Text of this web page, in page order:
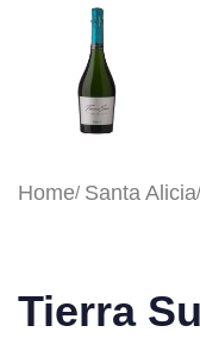
Home Santa Alicia
Tierra